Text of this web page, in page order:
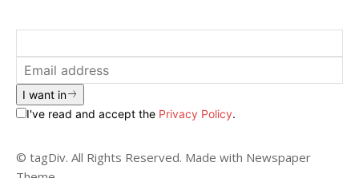
I want in
I've read and accept the Privacy Policy.
© tagDiv. All Rights Reserved. Made with Newspaper